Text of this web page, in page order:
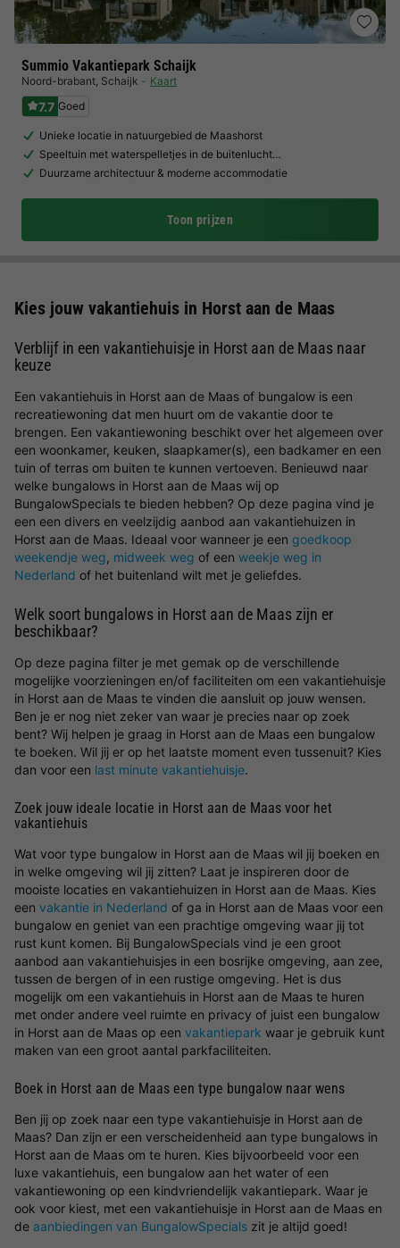
Summio Vakantiepark Schaijk
Noord-brabant, Schaijk Kaart
7.7 Goed
Unieke locatie in natuurgebied de Maashorst
Speeltuin met waterspelletjes in de buitenlucht…
Duurzame architectuur & moderne accommodatie
Toon prijzen
Kies jouw vakantiehuis in Horst aan de Maas
Verblijf in een vakantiehuisje in Horst aan de Maas naar
keuze
Een vakantiehuis in Horst aan de Maas of bungalow is een
recreatiewoning dat men huurt om de vakantie door te
brengen. Een vakantiewoning beschikt over het algemeen over
een woonkamer, keuken, slaapkamer(s), een badkamer en een
tuin of terras om buiten te kunnen vertoeven. Benieuwd naar
welke bungalows in Horst aan de Maas wij op
BungalowSpecials te bieden hebben? Op deze pagina vind je
een een divers en veelzijdig aanbod aan vakantiehuizen in
Horst aan de Maas. Ideaal voor wanneer je een goedkoop
weekendje weg, midweek weg of een weekje weg in
Nederland of het buitenland wilt met je geliefdes.
Welk soort bungalows in Horst aan de Maas zijn er
beschikbaar?
Op deze pagina filter je met gemak op de verschillende
mogelijke voorzieningen en/of faciliteiten om een vakantiehuisje
in Horst aan de Maas te vinden die aansluit op jouw wensen.
Ben je er nog niet zeker van waar je precies naar op zoek
bent? Wij helpen je graag in Horst aan de Maas een bungalow
te boeken. Wil jij er op het laatste moment even tussenuit? Kies
dan voor een last minute vakantiehuisje.
Zoek jouw ideale locatie in Horst aan de Maas voor het
vakantiehuis
Wat voor type bungalow in Horst aan de Maas wil jij boeken en
in welke omgeving wil jij zitten? Laat je inspireren door de
mooiste locaties en vakantiehuizen in Horst aan de Maas. Kies
een vakantie in Nederland of ga in Horst aan de Maas voor een
bungalow en geniet van een prachtige omgeving waar jij tot
rust kunt komen. Bij BungalowSpecials vind je een groot
aanbod aan vakantiehuisjes in een bosrijke omgeving, aan zee,
tussen de bergen of in een rustige omgeving. Het is dus
mogelijk om een vakantiehuis in Horst aan de Maas te huren
met onder andere veel ruimte en privacy of juist een bungalow
in Horst aan de Maas op een vakantiepark waar je gebruik kunt
maken van een groot aantal parkfaciliteiten.
Boek in Horst aan de Maas een type bungalow naar wens
Ben jij op zoek naar een type vakantiehuisje in Horst aan de
Maas? Dan zijn er een verscheidenheid aan type bungalows in
Horst aan de Maas om te huren. Kies bijvoorbeeld voor een
luxe vakantiehuis, een bungalow aan het water of een
vakantiewoning op een kindvriendelijk vakantiepark. Waar je
ook voor kiest, met een vakantiehuisje in Horst aan de Maas en
de aanbiedingen van BungalowSpecials zit je altijd goed!